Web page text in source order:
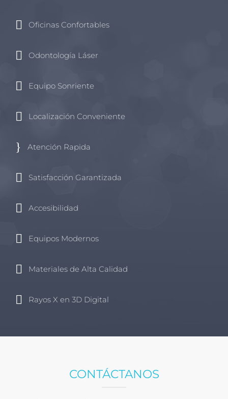
Oficinas Confortables
Odontología Láser
Equipo Sonriente
Localización Conveniente
Atención Rapida
Satisfacción Garantizada
Accesibilidad
Equipos Modernos
Materiales de Alta Calidad
Rayos X en 3D Digital
CONTÁCTANOS